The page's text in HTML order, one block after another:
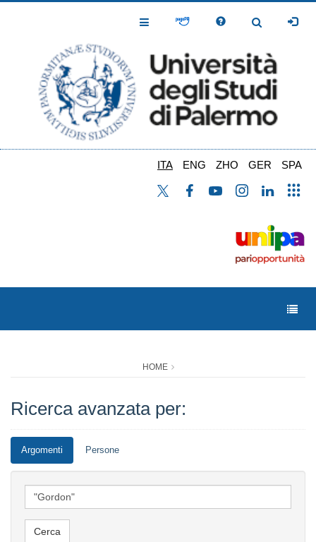
Toggle
Toggle
ITA ENG ZHO GER SPA
HOME
Ricerca avanzata per:
Argomenti Persone